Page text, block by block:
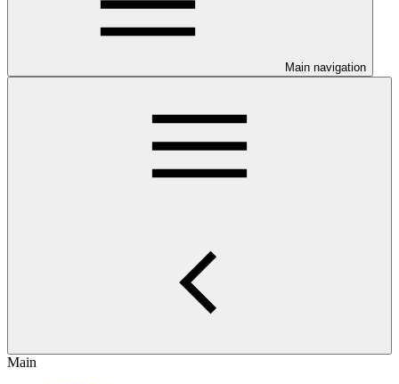
Main navigation
Main